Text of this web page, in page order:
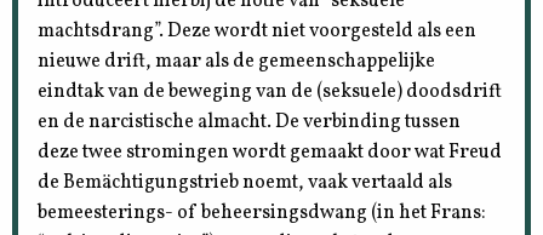
machtsdrang”. Deze wordt niet voorgesteld als een
nieuwe drift, maar als de gemeenschappelijke
eindtak van de beweging van de (seksuele) doodsdrift
en de narcistische almacht. De verbinding tussen
deze twee stromingen wordt gemaakt door wat Freud
de Bemächtigungstrieb noemt, vaak vertaald als
bemeesterings- of beheersingsdwang (in het Frans: